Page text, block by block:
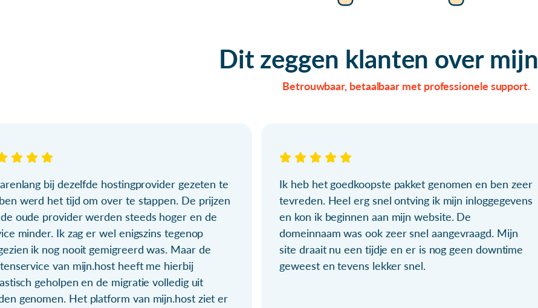
Dit zeggen klanten over mijn
Betrouwbaar, betaalbaar met professionele support.
bij dezelfde hostingprovider gezeten te
werd het tijd om over te stappen. De prijzen
oude provider werden steeds hoger en de
minder. Ik zag er wel enigszins tegenop
ik nog nooit gemigreerd was. Maar de
van mijn.host heeft me hierbij
geholpen en de migratie volledig uit
genomen. Het platform van mijn.host ziet er
Ik heb het goedkoopste pakket genomen en ben zeer
tevreden. Heel erg snel ontving ik mijn inloggegevens
en kon ik beginnen aan mijn website. De
domeinnaam was ook zeer snel aangevraagd. Mijn
site draait nu een tijdje en er is nog geen downtime
geweest en tevens lekker snel.